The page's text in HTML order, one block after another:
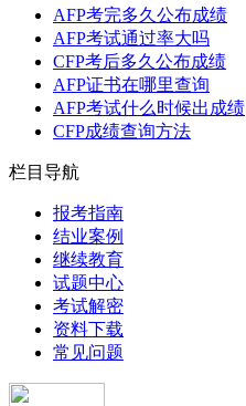
AFP考完多久公布成绩
AFP考试通过率大吗
CFP考后多久公布成绩
AFP证书在哪里查询
AFP考试什么时候出成绩
CFP成绩查询方法
栏目导航
报考指南
结业案例
继续教育
试题中心
考试解密
资料下载
常见问题